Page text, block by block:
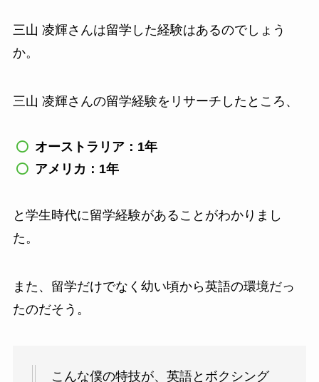
三山 凌輝さんは留学した経験はあるのでしょう
か。
三山 凌輝さんの留学経験をリサーチしたところ、
オーストラリア：1年
アメリカ：1年
と学生時代に留学経験があることがわかりまし
た。
また、留学だけでなく幼い頃から英語の環境だっ
たのだそう。
こんな僕の特技が、英語とボクシング